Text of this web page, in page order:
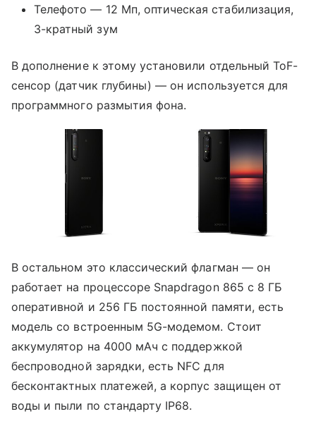
Телефото — 12 Мп, оптическая стабилизация,
3-кратный зум
В дополнение к этому установили отдельный ToF-
сенсор (датчик глубины) — он используется для
программного размытия фона.
В остальном это классический флагман — он
работает на процессоре Snapdragon 865 с 8 ГБ
оперативной и 256 ГБ постоянной памяти, есть
модель со встроенным 5G-модемом. Стоит
аккумулятор на 4000 мАч с поддержкой
беспроводной зарядки, есть NFC для
бесконтактных платежей, а корпус защищен от
воды и пыли по стандарту IP68.